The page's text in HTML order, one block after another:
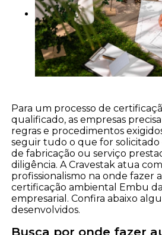
Para um processo de
qualificado, as empresas
regras e procedimentos
seguir tudo o que for solicitado
de fabricação ou serviço
diligência. A Cravestak atua
profissionalismo na onde fazer
certificação ambiental Embu
empresarial. Confira abaixo
desenvolvidos.
Busca por onde fazer